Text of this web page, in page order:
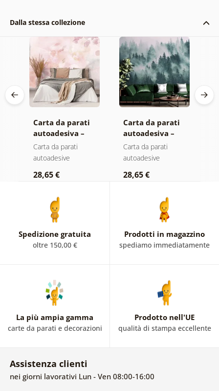
Dalla stessa collezione
Carta da parati
autoadesiva –
Foglie con
sfumatura
Carta da parati
autoadesive
28,65 €
Carta da parati
autoadesiva –
Foresta nella
nebbia
Carta da parati
autoadesive
28,65 €
Spedizione gratuita
oltre 150,00 €
Prodotti in magazzino
spediamo immediatamente
La più ampia gamma
carte da parati e decorazioni
Prodotto nell'UE
qualità di stampa eccellente
Assistenza clienti
nei giorni lavorativi Lun - Ven 08:00-16:00